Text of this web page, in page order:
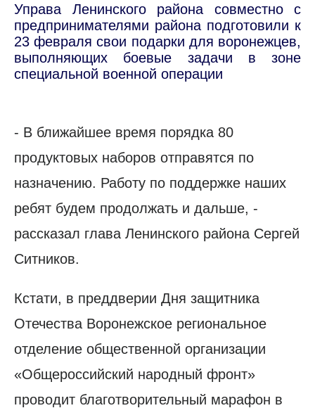
Управа Ленинского района совместно с
предпринимателями района подготовили к
23 февраля свои подарки для воронежцев,
выполняющих боевые задачи в зоне
специальной военной операции
- В ближайшее время порядка 80
продуктовых наборов отправятся по
назначению. Работу по поддержке наших
ребят будем продолжать и дальше, -
рассказал глава Ленинского района Сергей
Ситников.
Кстати, в преддверии Дня защитника
Отечества Воронежское региональное
отделение общественной организации
«Общероссийский народный фронт»
проводит благотворительный марафон в